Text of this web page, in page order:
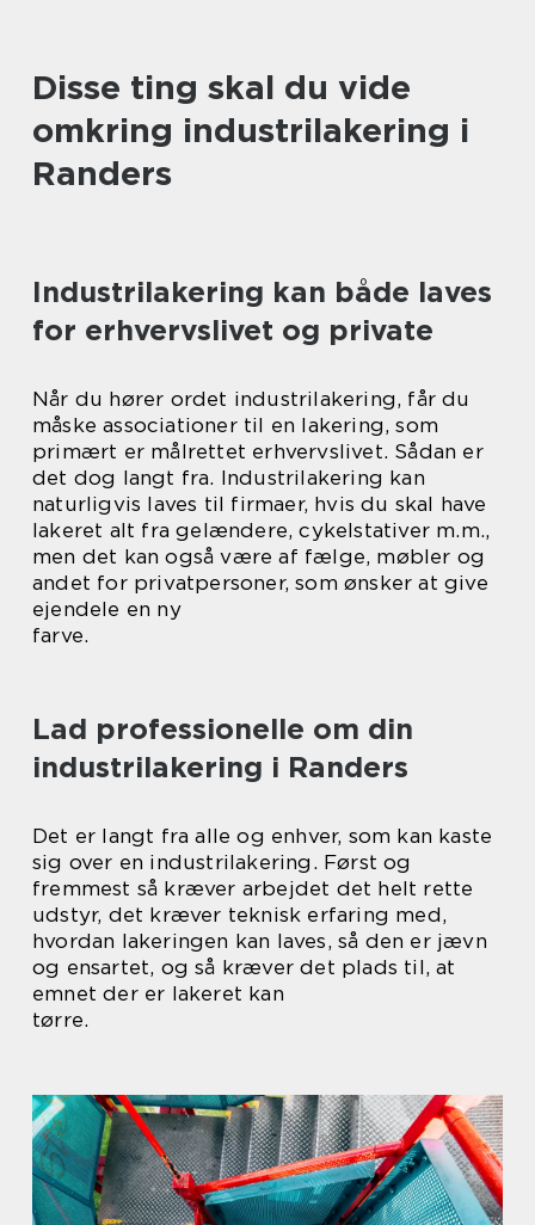
Disse ting skal du vide
omkring industrilakering i
Randers
Industrilakering kan både laves
for erhvervslivet og private
Når du hører ordet industrilakering, får du
måske associationer til en lakering, som
primært er målrettet erhvervslivet. Sådan er
det dog langt fra. Industrilakering kan
naturligvis laves til firmaer, hvis du skal have
lakeret alt fra gelændere, cykelstativer m.m.,
men det kan også være af fælge, møbler og
andet for privatpersoner, som ønsker at give
ejendele en ny
farve.
Lad professionelle om din
industrilakering i Randers
Det er langt fra alle og enhver, som kan kaste
sig over en industrilakering. Først og
fremmest så kræver arbejdet det helt rette
udstyr, det kræver teknisk erfaring med,
hvordan lakeringen kan laves, så den er jævn
og ensartet, og så kræver det plads til, at
emnet der er lakeret kan
tørre.